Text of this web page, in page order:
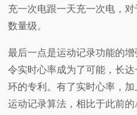
充一次电跟一天充一次电，
数量级。
最后一点是运动记录功能的
令实时心率成为了可能，长
环的专利。有了实时心率，
运动记录算法，相比于此前的